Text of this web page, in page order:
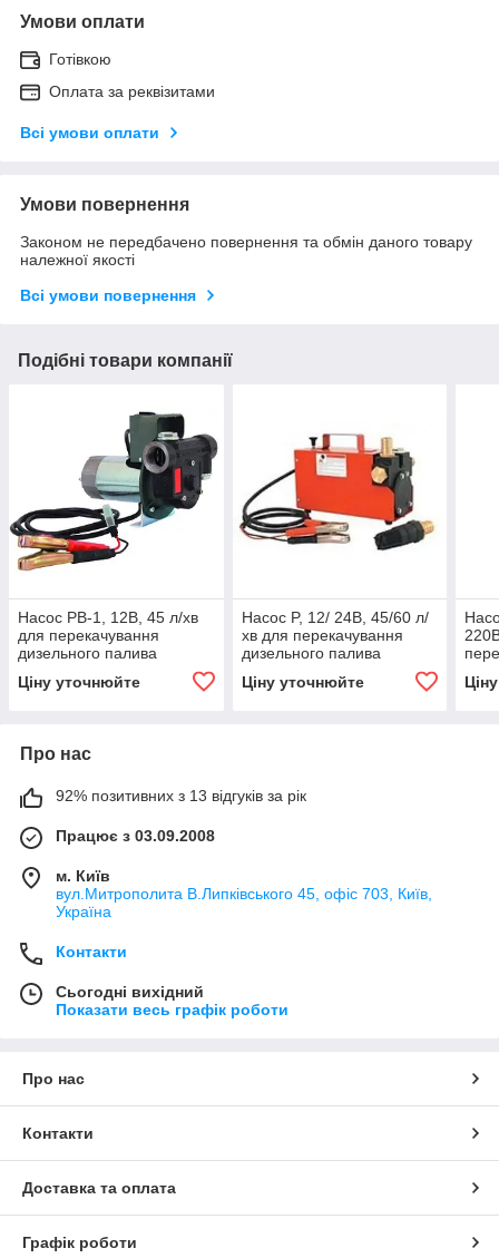
Умови оплати
Готівкою
Оплата за реквізитами
Всі умови оплати
Умови повернення
Законом не передбачено повернення та обмін даного товару
належної якості
Всі умови повернення
Подібні товари компанії
Насос PB-1, 12В, 45 л/хв
для перекачування
дизельного палива
Ціну уточнюйте
Насос P, 12/ 24В, 45/60 л/
хв для перекачування
дизельного палива
Ціну уточнюйте
Про нас
92% позитивних з 13 відгуків за рік
Працює з 03.09.2008
м. Київ
вул.Митрополита В.Липківського 45, офіс 703, Київ,
Україна
Контакти
Сьогодні вихідний
Показати весь графік роботи
Про нас
Контакти
Доставка та оплата
Графік роботи